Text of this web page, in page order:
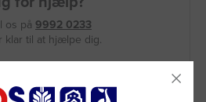
os på 9992 0233
klar til at hjælpe dig.